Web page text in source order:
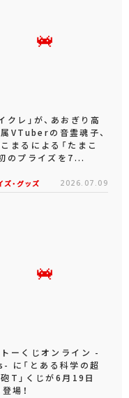
クレ」が、あおぎり高
VTuberの音霊魂子、
まるによる「たまこ
のプライズを7...
ズ・グッズ 2026.07.09
ーくじオンライン -
に「とある科学の超
T」くじが6月19日
登場！